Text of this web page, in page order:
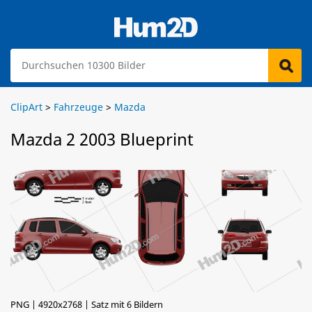
ClipArt > Fahrzeuge > Mazda
Mazda 2 2003 Blueprint
PNG | 4920x2768 | Satz mit 6 Bildern